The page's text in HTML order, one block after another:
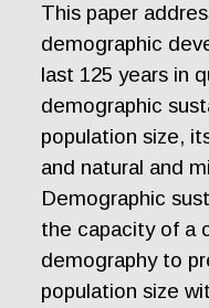
This paper
demographic
last 125 years in
demographic
population size,
and natural and
Demographic
the capacity of a
demography to
population size